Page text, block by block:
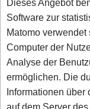
Software zur
Matomo verwendet
Computer der
Analyse der
ermöglichen. Die
Informationen